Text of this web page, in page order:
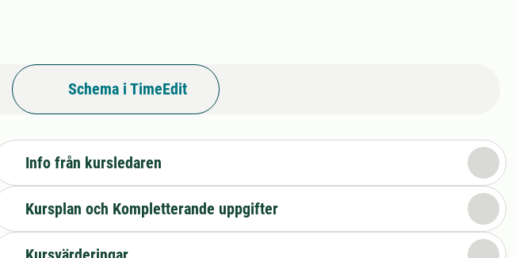
Schema i TimeEdit
Info från kursledaren
Kursplan och Kompletterande uppgifter